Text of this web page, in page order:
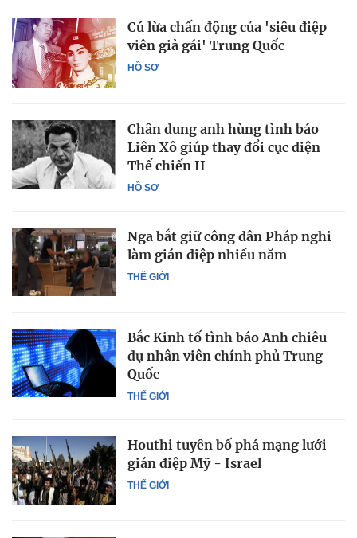
HỒ SƠ
Cú lừa chấn động của 'siêu điệp
viên giả gái' Trung Quốc
HỒ SƠ
Chân dung anh hùng tình báo
Liên Xô giúp thay đổi cục diện
Thế chiến II
THẾ GIỚI
Nga bắt giữ công dân Pháp nghi
làm gián điệp nhiều năm
THẾ GIỚI
Bắc Kinh tố tình báo Anh chiêu
dụ nhân viên chính phủ Trung
Quốc
THẾ GIỚI
Houthi tuyên bố phá mạng lưới
gián điệp Mỹ - Israel